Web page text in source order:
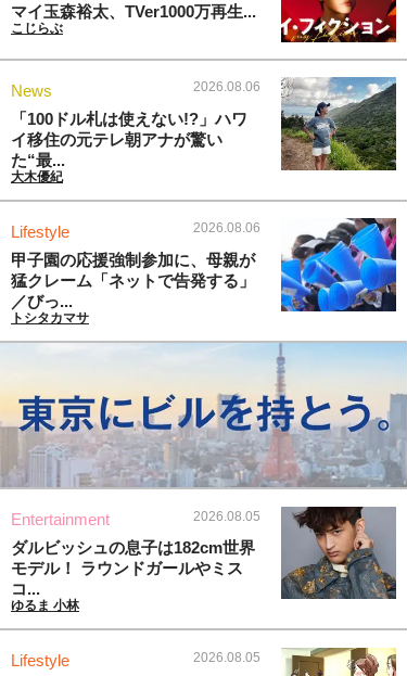
マイ玉森裕太、TVer1000万再生...
こじらぶ
News 2026.08.06
「100ドル札は使えない!?」ハワ
イ移住の元テレ朝アナが驚い
た“最...
大木優紀
Lifestyle 2026.08.06
甲子園の応援強制参加に、母親が
猛クレーム「ネットで告発する」
／びっ...
トシタカマサ
Entertainment 2026.08.05
ダルビッシュの息子は182cm世界
モデル！ ラウンドガールやミス
コ...
ゆるま 小林
Lifestyle 2026.08.05